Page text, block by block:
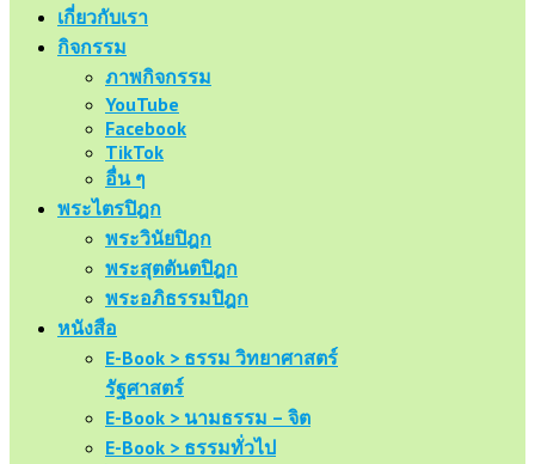
เกี่ยวกับเรา
กิจกรรม
ภาพกิจกรรม
YouTube
Facebook
TikTok
อื่น ๆ
พระไตรปิฎก
พระวินัยปิฎก
พระสุตตันตปิฎก
พระอภิธรรมปิฎก
หนังสือ
E-Book > ธรรม วิทยาศาสตร์
รัฐศาสตร์
E-Book > นามธรรม – จิต
E-Book > ธรรมทั่วไป